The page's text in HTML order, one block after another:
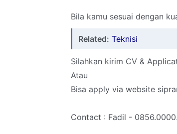
Bila kamu sesuai dengan
Related: Teknisi
Silahkan kirim CV &
Atau
Bisa apply via website
Contact : Fadil -